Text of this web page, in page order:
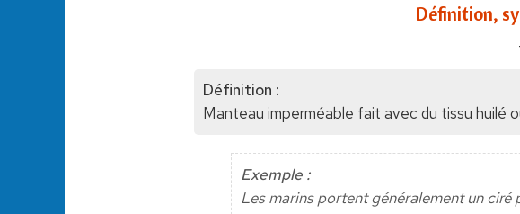
Définition,
Définition :
Manteau imperméable fait avec du tissu huilé
Exemple :
Les marins portent généralement un ciré